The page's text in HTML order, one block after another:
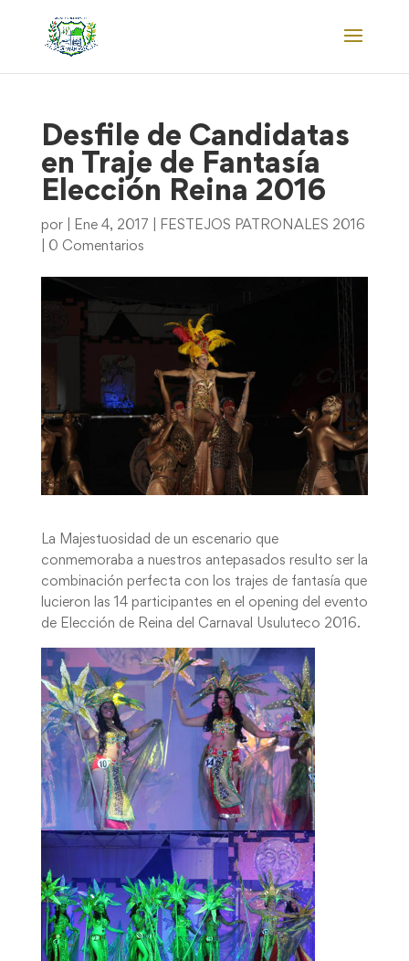
Desfile de Candidatas
en Traje de Fantasía
Elección Reina 2016
por Ene 4, 2017
FESTEJOS PATRONALES 2016
0 Comentarios
La Majestuosidad de un escenario que
conmemoraba a nuestros antepasados resulto ser la
combinación perfecta con los trajes de fantasía que
lucieron las 14 participantes en el opening del evento
de Elección de Reina del Carnaval Usuluteco 2016.